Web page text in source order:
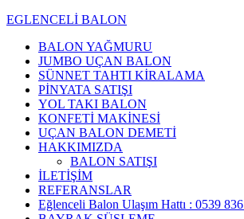
EGLENCELİ BALON
BALON YAĞMURU
JUMBO UÇAN BALON
SÜNNET TAHTI KİRALAMA
PİNYATA SATIŞI
YOL TAKI BALON
KONFETİ MAKİNESİ
UÇAN BALON DEMETİ
HAKKIMIZDA
BALON SATIŞI
İLETİŞİM
REFERANSLAR
Eğlenceli Balon Ulaşım Hattı : 0539